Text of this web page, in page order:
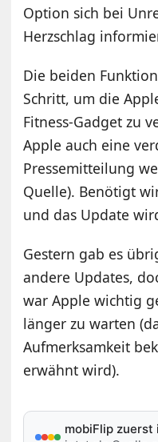
Option sich bei
Herzschlag
Die beiden
Schritt, um die
Fitness-Gadget zu
Apple auch eine
Pressemitteilung
Quelle). Benötigt
und das Update
Gestern gab es
andere Updates,
war Apple wichtig
länger zu warten
Aufmerksamkeit
erwähnt wird).
mobiFlip zuerst